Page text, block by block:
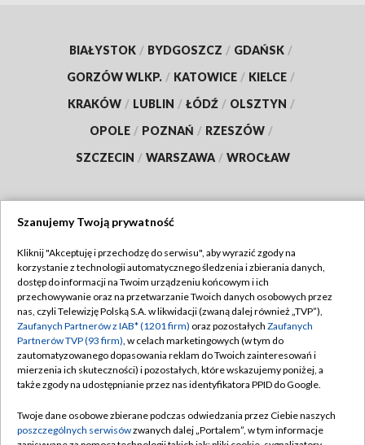
BIAŁYSTOK / BYDGOSZCZ / GDAŃSK /
GORZÓW WLKP. / KATOWICE / KIELCE /
KRAKÓW / LUBLIN / ŁÓDŹ / OLSZTYN /
OPOLE / POZNAŃ / RZESZÓW /
SZCZECIN / WARSZAWA / WROCŁAW
TVP
Abonament TVP
Emisja w TVP
Centrum informacji TVP
Naziemna Telewizja Cyfrowa
Rada Programowa
Regulamin TVP
Polityka prywatności
Moje zgody
Pomoc
Kontakt
Szanujemy Twoją prywatność
Kliknij "Akceptuję i przechodzę do serwisu", aby wyrazić zgody na
korzystanie z technologii automatycznego śledzenia i zbierania danych,
dostęp do informacji na Twoim urządzeniu końcowym i ich
przechowywanie oraz na przetwarzanie Twoich danych osobowych przez
nas, czyli Telewizję Polską S.A. w likwidacji (zwaną dalej również „TVP”),
Zaufanych Partnerów z IAB* (1201 firm) oraz pozostałych Zaufanych
Partnerów TVP (93 firm), w celach marketingowych (w tym do
zautomatyzowanego dopasowania reklam do Twoich zainteresowań i
mierzenia ich skuteczności) i pozostałych, które wskazujemy poniżej, a
także zgody na udostępnianie przez nas identyfikatora PPID do Google.
Twoje dane osobowe zbierane podczas odwiedzania przez Ciebie naszych
poszczególnych serwisówzwanych dalej „Portalem”, w tym informacje